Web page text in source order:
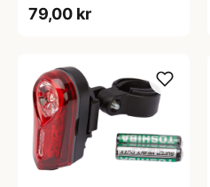
79,00 kr